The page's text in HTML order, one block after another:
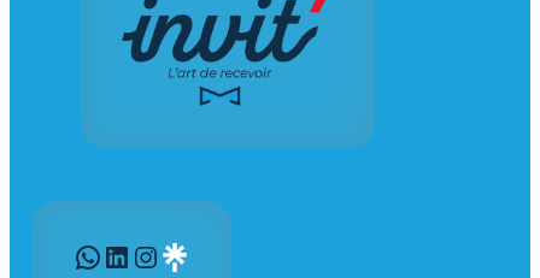
WhatsApp LinkedIn InstagramGravatar